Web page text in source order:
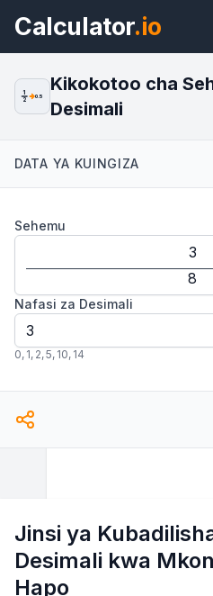
Calculator.io
1
2
0.5
Kikokotoo cha
Desimali
DATA YA KUINGIZA
Sehemu
Nafasi za Desimali
0, 1, 2,5, 10, 14
Jinsi ya
Desimali kwa
Hapo